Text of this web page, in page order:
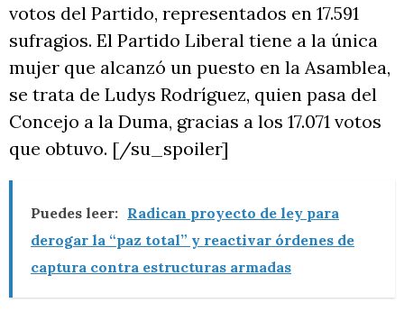
votos del Partido, representados en 17.591
sufragios. El Partido Liberal tiene a la única
mujer que alcanzó un puesto en la Asamblea,
se trata de Ludys Rodríguez, quien pasa del
Concejo a la Duma, gracias a los 17.071 votos
que obtuvo. [/su_spoiler]
Puedes leer: Radican proyecto de ley para
derogar la “paz total” y reactivar órdenes de
captura contra estructuras armadas